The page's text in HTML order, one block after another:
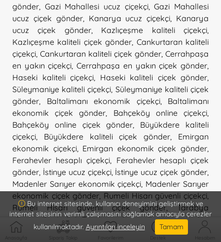
gönder Gazi Mahallesi ucuz çiçekçi,Gazi Mahallesi
ucuz çiçek gönder, Kanarya ucuz çiçekçi
Kanarya
ucuz çiçek gönder, Kazlıçeşme kaliteli çiçekçi
Kazlıçeşme kaliteli çiçek gönder Cankurtaran kaliteli
çiçekçi Cankurtaran kaliteli çiçek gönder Cerrahpaşa
en yakın çiçekçi ,Cerrahpaşa en yakın çiçek gönder
Haseki kaliteli çiçekçi
Haseki kaliteli çiçek gönder
Süleymaniye kaliteli çiçekçi Süleymaniye kaliteli çiçek
gönder
Baltalimanı ekonomik çiçekçi, Baltalimanı
ekonomik çiçek gönder
Bahçeköy online çiçekçi
Bahçeköy online çiçek gönder
Büyükdere kaliteli
çiçekçi
Büyükdere kaliteli çiçek gönder
Emirgan
ekonomik çiçekçi, Emirgan ekonomik çiçek gönder
Ferahevler hesaplı çiçekçi
Ferahevler hesaplı çiçek
gönder İstinye ucuz çiçekçi, İstinye ucuz çiçek gönder
Madenler Sarıyer ekonomik çiçekçi Madenler Sarıyer
ekonomik çiçek gönder Rumeli Hisarı güvenli çiçekçi
Rumeli Hisarı güvenli çiçek gönder,Tarabya
ekonomik çiçekçi ,Tarabya ekonomik çiçek gönder,
Gümüşsuyu hesaplı çiçekçi,Gümüşsuyu hesaplı çiçek
Anasayfa Sipariş Takip Favorilerim Destek Hesabım
Bu internet sitesinde, kullanıcı deneyimini geliştirmek ve
internet sitesinin verimli çalışmasını sağlamak amacıyla çerezler
kullanılmaktadır. Ayrıntıları inceleyin Tamam